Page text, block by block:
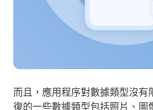
而且，應用程序對數據類型沒有
復的一些數據類型包括照片、圖